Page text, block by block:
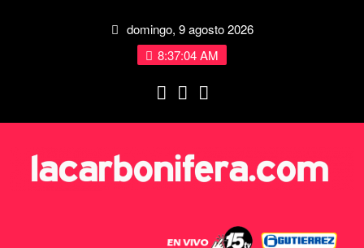
domingo, 9 agosto 2026
8:37:04 AM